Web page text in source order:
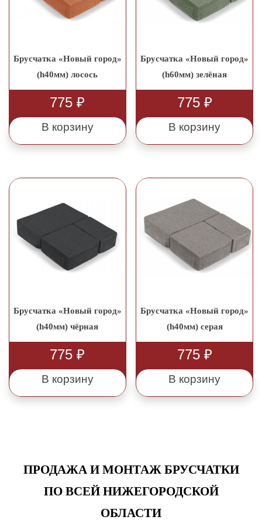
Брусчатка «Новый город»
(h40мм) лосось
775₽
В корзину
Брусчатка «Новый город»
(h60мм) зелёная
775 ₽
В корзину
Брусчатка «Новый город»
(h40мм) чёрная
775₽
В корзину
Брусчатка «Новый город»
(h40мм) серая
775 ₽
В корзину
ПРОДАЖА И МОНТАЖ БРУСЧАТКИ
ПО ВСЕЙ НИЖЕГОРОДСКОЙ
ОБЛАСТИ